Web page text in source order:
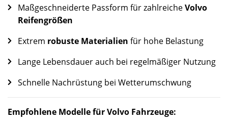
Maßgeschneiderte Passform für zahlreicheVolvo
Reifengrößen
Extrem robuste Materialien für hohe Belastung
Lange Lebensdauer auch bei regelmäßiger Nutzung
Schnelle Nachrüstung bei Wetterumschwung
Empfohlene Modelle für Volvo Fahrzeuge: